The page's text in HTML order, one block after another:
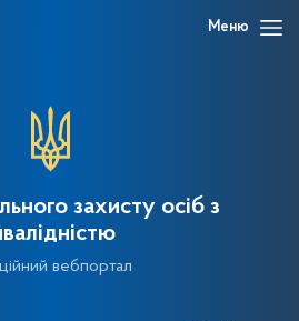
Меню
захисту осіб з
вебпортал